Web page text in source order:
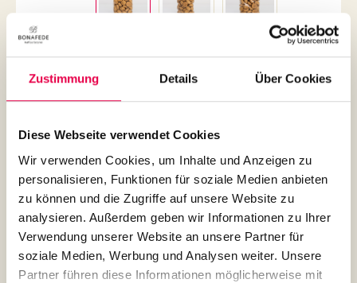
Zustimmung Details Über Cookies
Diese Webseite verwendet Cookies
Wir verwenden Cookies, um Inhalte und Anzeigen zu
personalisieren, Funktionen für soziale Medien anbieten
zu können und die Zugriffe auf unsere Website zu
analysieren. Außerdem geben wir Informationen zu Ihrer
Verwendung unserer Website an unsere Partner für
soziale Medien, Werbung und Analysen weiter. Unsere
Partner führen diese Informationen möglicherweise mit
Amarettini Classic
€4.30*
Inhalt:150 Gramm(€28.67* / 1000 Gramm)
Preise inkl. MwSt. zzgl. Versandkosten
Produkt Anzahl: Gib den gewünschten Wert ein oder benutze die Schaltflächen um die
In den Warenkorb